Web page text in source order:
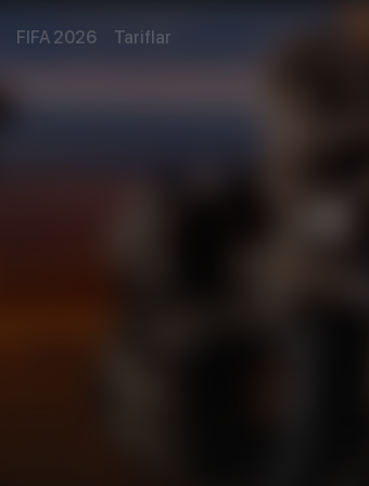
FIFA 2026 Tariflar